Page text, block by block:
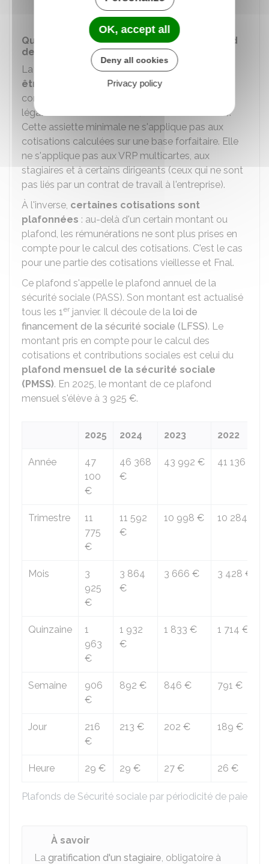
l'achat de tenues vestimentaires, etc.)
Qu'est-ce que le seuil minimal et le plafond
de l'assiette sociale ?
La base de calcul des cotisationsne peut pas
être inférieure à un seuil minimal
correspondant à la
légale ou conventionnelle (c'est-à-dire le Smic).
Cette assiette minimale ne s'applique pas aux
cotisations calculées sur une base forfaitaire. Elle
ne s'applique pas aux VRP multicartes, aux
stagiaires et à certains dirigeants (ceux qui ne sont
pas liés par un contrat de travail à l'entreprise).
À l'inverse, certaines cotisations sont
plafonnées : au-delà d'un certain montant ou
plafond, les rémunérations ne sont plus prises en
compte pour le calcul des cotisations. C'est le cas
pour une partie des cotisations vieillesse et Fnal.
Ce plafond s'appelle le plafond annuel de la
sécurité sociale (PASS). Son montant est actualisé
tous les 1er janvier. Il découle de la loi de
financement de la sécurité sociale (LFSS). Le
montant pris en compte pour le calcul des
cotisations et contributions sociales est celui du
plafond mensuel de la sécurité sociale
(PMSS). En 2025, le montant de ce plafond
mensuel s'élève à 3 925 €.
Plafonds de Sécurité sociale par périodicité de paie
2025 2024 2023 2022
Année
47
100
€
46 368
€
43 992 € 41 136 €
Trimestre
11
775
€
11 592
€
10 998 € 10 284 €
Mois
3
925
€
3 864
€
3 666 € 3 428 €
Quinzaine
1
963
€
1 932
€
1 833 € 1 714 €
Semaine
906
€
892 € 846 € 791 €
Jour
216
€
213 € 202 € 189 €
Heure 29 € 29 € 27 € 26 €
À savoir
La gratification d'un stagiaire, obligatoire à
OK, accept all
Deny all cookies
Privacy policy